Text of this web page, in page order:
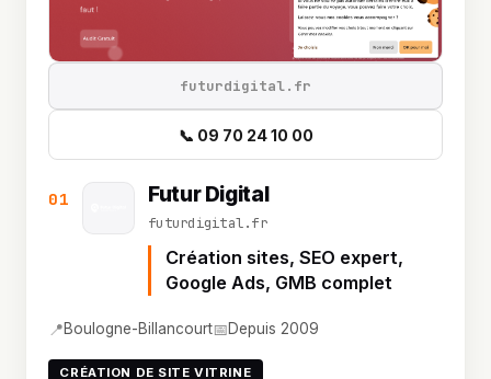
01 Futur Digital
futurdigital.fr
Création sites, SEO expert,
Google Ads, GMB complet
📍Boulogne-Billancourt📅Depuis 2009
CRÉATION DE SITE VITRINE
futurdigital.fr
📞 09 70 24 10 00